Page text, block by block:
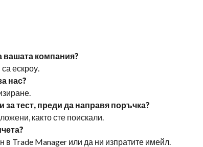
вашата компания?
ескроу.
нас?
тест, преди да направя поръчка?
както сте поискали.
в Trade Manager или да ни изпратите имейл.